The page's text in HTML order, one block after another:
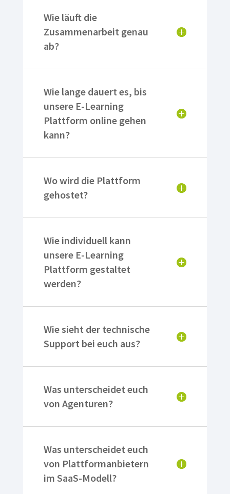
Wie läuft die
Zusammenarbeit genau
ab?
Wie lange dauert es, bis
unsere E-Learning
Plattform online gehen
kann?
Wo wird die Plattform
gehostet?
Wie individuell kann
unsere E-Learning
Plattform gestaltet
werden?
Wie sieht der technische
Support bei euch aus?
Was unterscheidet euch
von Agenturen?
Was unterscheidet euch
von Plattformanbietern
im SaaS-Modell?